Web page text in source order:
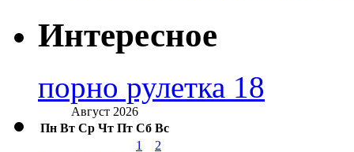
Интересное
порно рулетка 18
Август 2026
Пн Вт Ср Чт Пт Сб Вс
1
2